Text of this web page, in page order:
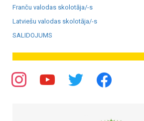
Franču valodas skolotāja/-s
Latviešu valodas skolotāja/-s
SALIDOJUMS